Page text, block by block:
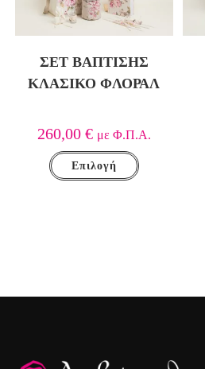
ΣΕΤ ΒΑΠΤΙΣΗΣ
ΚΛΑΣΙΚΟ ΦΛΟΡΑΛ
260,00 € με Φ.Π.Α.
Επιλογή